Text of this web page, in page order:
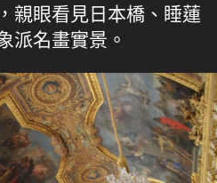
親眼看見日本橋、睡蓮
派名畫實景。